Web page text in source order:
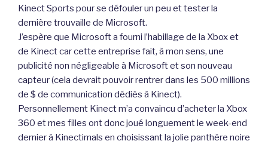
Kinect Sports pour se défouler un peu et tester la
dernière trouvaille de Microsoft.
J’espère que Microsoft a fourni l’habillage de la Xbox et
de Kinect car cette entreprise fait, à mon sens, une
publicité non négligeable à Microsoft et son nouveau
capteur (cela devrait pouvoir rentrer dans les 500 millions
de $ de communication dédiés à Kinect).
Personnellement Kinect m’a convaincu d’acheter la Xbox
360 et mes filles ont donc joué longuement le week-end
dernier à Kinectimals en choisissant la jolie panthère noire